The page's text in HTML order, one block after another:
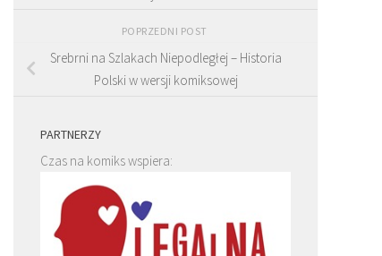
POPRZEDNI POST
Srebrni na Szlakach Niepodległej – Historia
Polski w wersji komiksowej
PARTNERZY
Czas na komiks wspiera: